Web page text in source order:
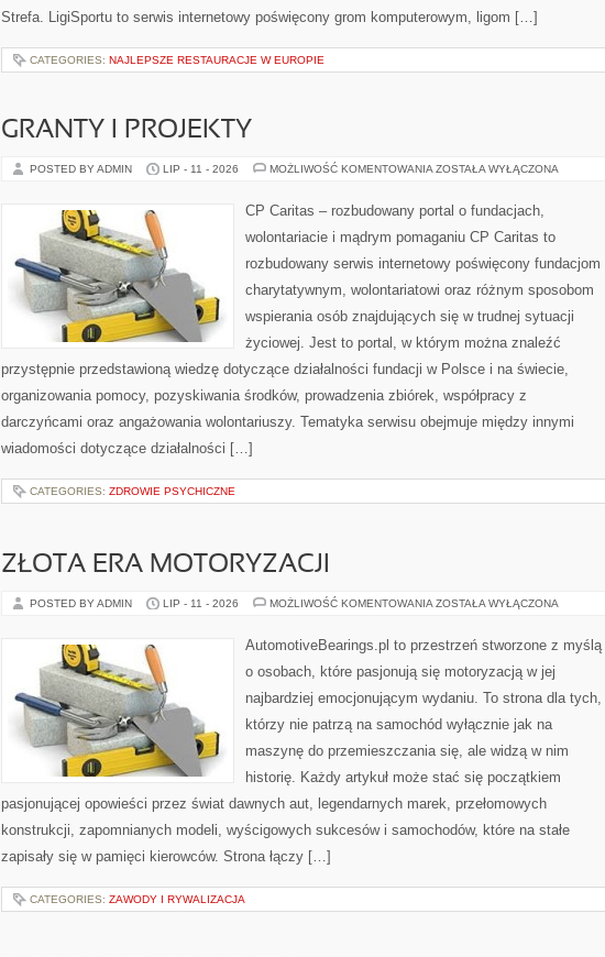
Strefa. LigiSportu to serwis internetowy poświęcony grom komputerowym, ligom […]
CATEGORIES: NAJLEPSZE RESTAURACJE W EUROPIE
GRANTY I PROJEKTY
POSTED BY ADMIN LIP - 11 - 2026 MOŻLIWOŚĆ KOMENTOWANIA GRANTY
ZOSTAŁA WYŁĄCZONA
CP Caritas – rozbudowany portal o fundacjach,
wolontariacie i mądrym pomaganiu CP Caritas to
rozbudowany serwis internetowy poświęcony fundacjom
charytatywnym, wolontariatowi oraz różnym sposobom
wspierania osób znajdujących się w trudnej sytuacji
życiowej. Jest to portal, w którym można znaleźć
przystępnie przedstawioną wiedzę dotyczące działalności fundacji w Polsce i na świecie,
organizowania pomocy, pozyskiwania środków, prowadzenia zbiórek, współpracy z
darczyńcami oraz angażowania wolontariuszy. Tematyka serwisu obejmuje między innymi
wiadomości dotyczące działalności […]
CATEGORIES: ZDROWIE PSYCHICZNE
ZŁOTA ERA MOTORYZACJI
POSTED BY ADMIN LIP - 11 - 2026 MOŻLIWOŚĆ KOMENTOWANIA ZŁOTA
ZOSTAŁA WYŁĄCZONA
AutomotiveBearings.pl to przestrzeń stworzone z myślą
o osobach, które pasjonują się motoryzacją w jej
najbardziej emocjonującym wydaniu. To strona dla tych,
którzy nie patrzą na samochód wyłącznie jak na
maszynę do przemieszczania się, ale widzą w nim
historię. Każdy artykuł może stać się początkiem
pasjonującej opowieści przez świat dawnych aut, legendarnych marek, przełomowych
konstrukcji, zapomnianych modeli, wyścigowych sukcesów i samochodów, które na stałe
zapisały się w pamięci kierowców. Strona łączy […]
CATEGORIES: ZAWODY I RYWALIZACJA